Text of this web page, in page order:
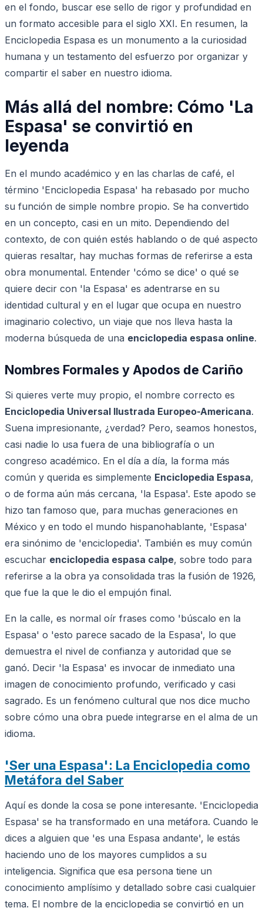
en el fondo, buscar ese sello de rigor y profundidad en
un formato accesible para el siglo XXI. En resumen, la
Enciclopedia Espasa es un monumento a la curiosidad
humana y un testamento del esfuerzo por organizar y
compartir el saber en nuestro idioma.
Más allá del nombre: Cómo 'La
Espasa' se convirtió en
leyenda
En el mundo académico y en las charlas de café, el
término 'Enciclopedia Espasa' ha rebasado por mucho
su función de simple nombre propio. Se ha convertido
en un concepto, casi en un mito. Dependiendo del
contexto, de con quién estés hablando o de qué aspecto
quieras resaltar, hay muchas formas de referirse a esta
obra monumental. Entender 'cómo se dice' o qué se
quiere decir con 'la Espasa' es adentrarse en su
identidad cultural y en el lugar que ocupa en nuestro
imaginario colectivo, un viaje que nos lleva hasta la
moderna búsqueda de una enciclopedia espasa online.
Nombres Formales y Apodos de Cariño
Si quieres verte muy propio, el nombre correcto es
Enciclopedia Universal Ilustrada Europeo-Americana.
Suena impresionante, ¿verdad? Pero, seamos honestos,
casi nadie lo usa fuera de una bibliografía o un
congreso académico. En el día a día, la forma más
común y querida es simplemente Enciclopedia Espasa,
o de forma aún más cercana, 'la Espasa'. Este apodo se
hizo tan famoso que, para muchas generaciones en
México y en todo el mundo hispanohablante, 'Espasa'
era sinónimo de 'enciclopedia'. También es muy común
escuchar enciclopedia espasa calpe, sobre todo para
referirse a la obra ya consolidada tras la fusión de 1926,
que fue la que le dio el empujón final.
En la calle, es normal oír frases como 'búscalo en la
Espasa' o 'esto parece sacado de la Espasa', lo que
demuestra el nivel de confianza y autoridad que se
ganó. Decir 'la Espasa' es invocar de inmediato una
imagen de conocimiento profundo, verificado y casi
sagrado. Es un fenómeno cultural que nos dice mucho
sobre cómo una obra puede integrarse en el alma de un
idioma.
'Ser una Espasa': La Enciclopedia como
Metáfora del Saber
Aquí es donde la cosa se pone interesante. 'Enciclopedia
Espasa' se ha transformado en una metáfora. Cuando le
dices a alguien que 'es una Espasa andante', le estás
haciendo uno de los mayores cumplidos a su
inteligencia. Significa que esa persona tiene un
conocimiento amplísimo y detallado sobre casi cualquier
tema. El nombre de la enciclopedia se convirtió en un